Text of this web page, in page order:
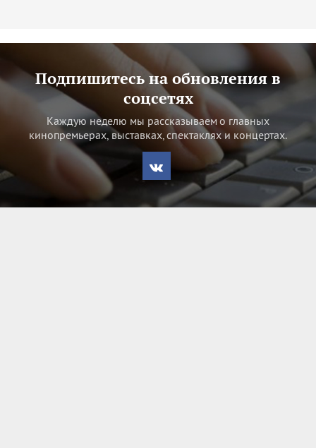
Подпишитесь на обновления в
соцсетях
Каждую неделю мы рассказываем о главных
кинопремьерах, выставках, спектаклях и концертах.